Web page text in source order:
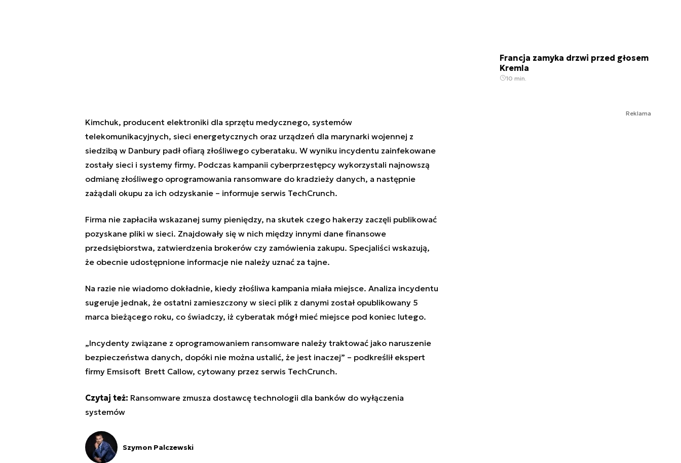
Kimchuk, producent elektroniki dla sprzętu medycznego, systemów
telekomunikacyjnych, sieci energetycznych oraz urządzeń dla marynarki wojennej z
siedzibą w Danbury padł ofiarą złośliwego cyberataku. W wyniku incydentu zainfekowane
zostały sieci i systemy firmy. Podczas kampanii cyberprzestępcy wykorzystali najnowszą
odmianę złośliwego oprogramowania ransomware do kradzieży danych, a następnie
zażądali okupu za ich odzyskanie – informuje serwis TechCrunch.
Firma nie zapłaciła wskazanej sumy pieniędzy, na skutek czego hakerzy zaczęli publikować
pozyskane pliki w sieci. Znajdowały się w nich między innymi dane finansowe
przedsiębiorstwa, zatwierdzenia brokerów czy zamówienia zakupu. Specjaliści wskazują,
że obecnie udostępnione informacje nie należy uznać za tajne.
Na razie nie wiadomo dokładnie, kiedy złośliwa kampania miała miejsce. Analiza incydentu
sugeruje jednak, że ostatni zamieszczony w sieci plik z danymi został opublikowany 5
marca bieżącego roku, co świadczy, iż cyberatak mógł mieć miejsce pod koniec lutego.
„Incydenty związane z oprogramowaniem ransomware należy traktować jako naruszenie
bezpieczeństwa danych, dopóki nie można ustalić, że jest inaczej” – podkreślił ekspert
firmy Emsisoft Brett Callow, cytowany przez serwis TechCrunch.
Czytaj też: Ransomware zmusza dostawcę technologii dla banków do wyłączenia
systemów
Szymon Palczewski
Francja zamyka drzwi przed głosem
Kremla
10 min.
Reklama